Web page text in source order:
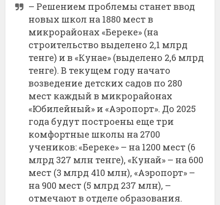
– Решением проблемы станет ввод
новых школ на 1880 мест в
микрорайонах «Береке» (на
строительство выделено 2,1 млрд
тенге) и в «Кунае» (выделено 2,6 млрд
тенге). В текущем году начато
возведение детских садов по 280
мест каждый в микрорайонах
«Юбилейный» и «Аэропорт». До 2025
года будут построены еще три
комфортные школы на 2700
учеников: «Береке» – на 1200 мест (6
млрд 327 млн тенге), «Кунай» – на 600
мест (3 млрд 410 млн), «Аэропорт» –
на 900 мест (5 млрд 237 млн), –
отмечают в отделе образования.